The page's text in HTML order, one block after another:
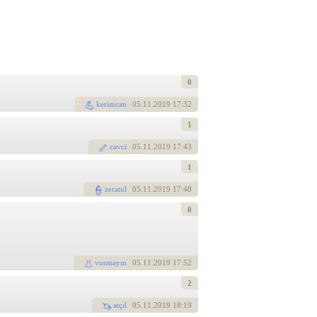
kerimcan 05 .11.2019 17:32
0
cavci 05 .11.2019 17:43
1
zeratul 05 .11.2019 17:48
1
vurmayın 05 .11.2019 17:52
0
atçıl 05 .11.2019 18:19
2